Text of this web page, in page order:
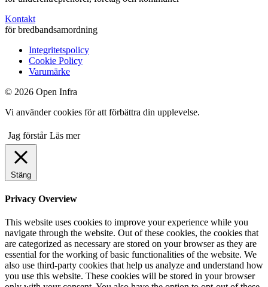
Kontakt
för bredbandsamordning
Integritetspolicy
Cookie Policy
Varumärke
© 2026 Open Infra
Vi använder cookies för att förbättra din upplevelse.
Jag förstår Läs mer
Stäng
Privacy Overview
This website uses cookies to improve your experience while you
navigate through the website. Out of these cookies, the cookies that
are categorized as necessary are stored on your browser as they are
essential for the working of basic functionalities of the website. We
also use third-party cookies that help us analyze and understand how
you use this website. These cookies will be stored in your browser